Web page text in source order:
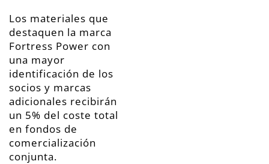
Los materiales que
destaquen la marca
Fortress Power con
una mayor
identificación de los
socios y marcas
adicionales recibirán
un 5% del coste total
en fondos de
comercialización
conjunta.